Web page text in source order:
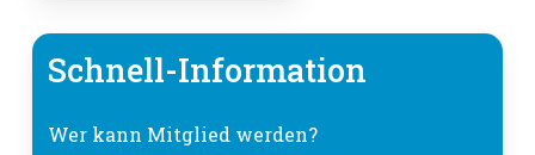
Schnell-Information
Wer kann Mitglied werden?